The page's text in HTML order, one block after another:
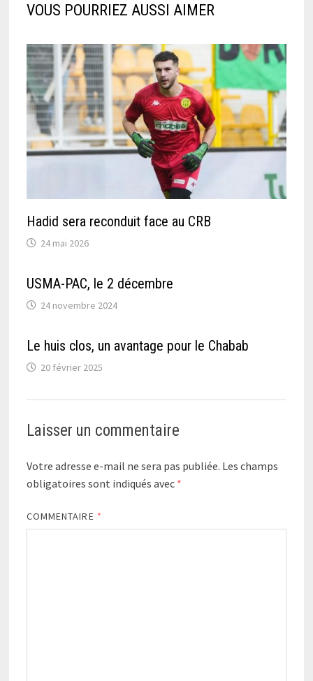
VOUS POURRIEZ AUSSI AIMER
Hadid sera reconduit face au CRB
24 mai 2026
USMA-PAC, le 2 décembre
24 novembre 2024
Le huis clos, un avantage pour le Chabab
20 février 2025
Laisser un commentaire
Votre adresse e-mail ne sera pas publiée. Les champs
obligatoires sont indiqués avec *
COMMENTAIRE *